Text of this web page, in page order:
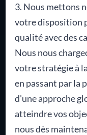
3. Nous mettons
votre disposition
qualité avec des
Nous nous
votre stratégie à
en passant par la
d'une approche
atteindre vos
nous dès